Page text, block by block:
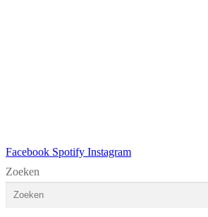
Facebook Spotify Instagram
Zoeken